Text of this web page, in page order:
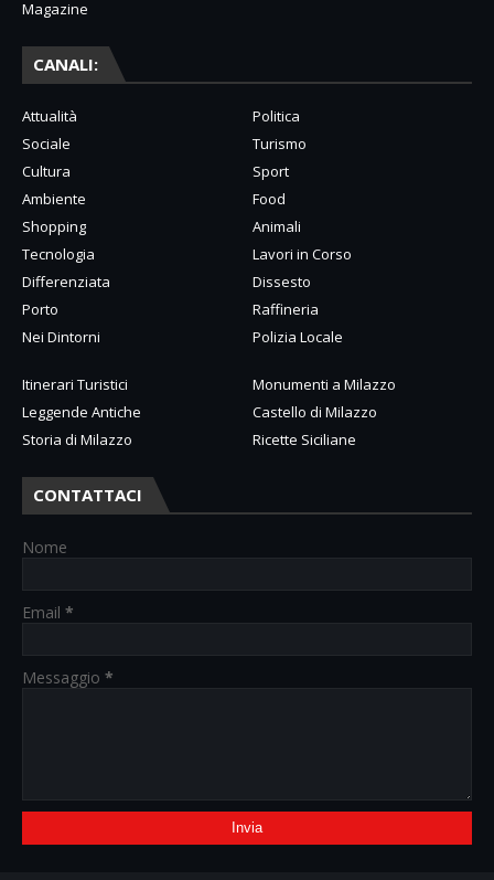
Magazine
CANALI:
Attualità
Politica
Sociale
Turismo
Cultura
Sport
Ambiente
Food
Shopping
Animali
Tecnologia
Lavori in Corso
Differenziata
Dissesto
Porto
Raffineria
Nei Dintorni
Polizia Locale
Itinerari Turistici
Monumenti a Milazzo
Leggende Antiche
Castello di Milazzo
Storia di Milazzo
Ricette Siciliane
CONTATTACI
Nome
Email *
Messaggio *